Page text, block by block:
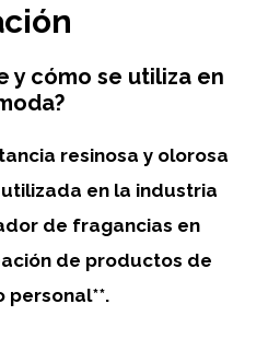
y cómo se utiliza en
resinosa y olorosa
utilizada en la industria
de fragancias en
de productos de
personal**.